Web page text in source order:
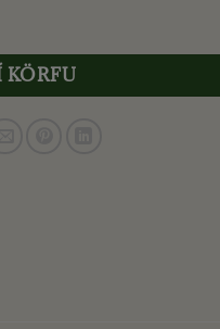
H13.5 CM.
KÖRFU